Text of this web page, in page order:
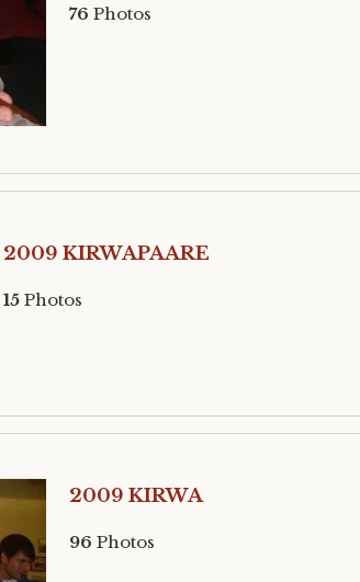
76 Photos
2009 KIRWAPAARE
15 Photos
2009 KIRWA
96 Photos